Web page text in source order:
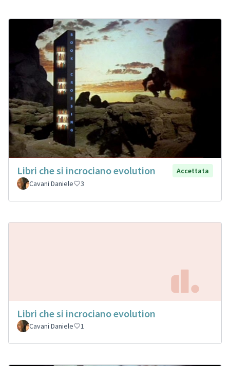
Libri che si incrociano evolution
Accettata
Cavani Daniele
3
Libri che si incrociano evolution
Cavani Daniele 1